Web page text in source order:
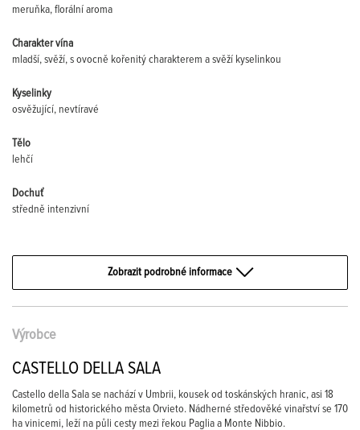
meruňka, florální aroma
Charakter vína
mladší, svěží, s ovocně kořenitý charakterem a svěží kyselinkou
Kyselinky
osvěžující, nevtíravé
Tělo
lehčí
Dochuť
středně intenzivní
Zobrazit podrobné informace
Výrobce
CASTELLO DELLA SALA
Castello della Sala se nachází v Umbrii, kousek od toskánských hranic, asi 18
kilometrů od historického města Orvieto. Nádherné středověké vinařství se 170
ha vinicemi, leží na půli cesty mezi řekou Paglia a Monte Nibbio.